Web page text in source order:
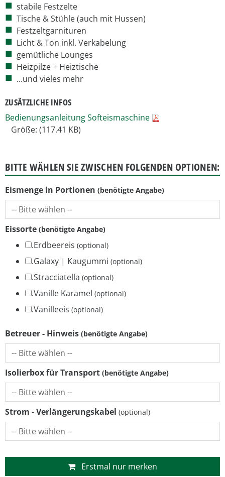
stabile Festzelte
Tische & Stühle (auch mit Hussen)
Festzeltgarnituren
Licht & Ton inkl. Verkabelung
gemütliche Lounges
Heizpilze + Heiztische
...und vieles mehr
ZUSÄTZLICHE INFOS
Bedienungsanleitung Softeismaschine
Größe: (117.41 KB)
BITTE WÄHLEN SIE ZWISCHEN FOLGENDEN OPTIONEN:
Eismenge in Portionen
Eissorte
.Erdbeereis
.Galaxy | Kaugummi
.Stracciatella
.Vanille Karamel
.Vanilleeis
Betreuer - Hinweis
Isolierbox für Transport
Strom - Verlängerungskabel
Erstmal nur merken